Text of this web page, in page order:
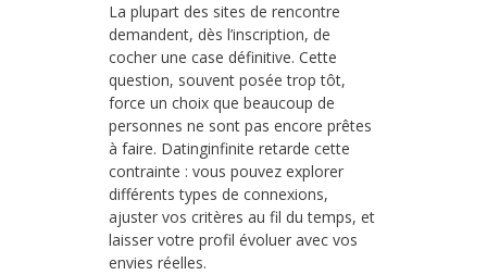
La plupart des sites de rencontre
demandent, dès l’inscription, de
cocher une case définitive. Cette
question, souvent posée trop tôt,
force un choix que beaucoup de
personnes ne sont pas encore prêtes
à faire. Datinginfinite retarde cette
contrainte : vous pouvez explorer
différents types de connexions,
ajuster vos critères au fil du temps, et
laisser votre profil évoluer avec vos
envies réelles.